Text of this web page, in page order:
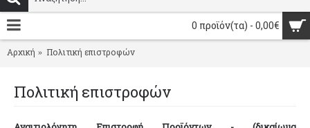
0 προϊόν(τα) - 0,00€
Αρχική Πολιτική επιστροφών
Πολιτική επιστροφών